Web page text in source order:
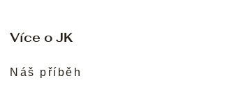
Více o JK
Náš příběh